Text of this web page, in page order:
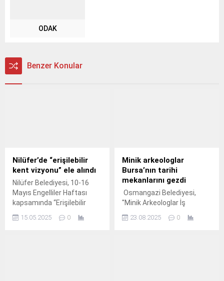
ODAK
Benzer Konular
Nilüfer’de “erişilebilir
kent vizyonu” ele alındı
Nilüfer Belediyesi, 10-16
Mayıs Engelliler Haftası
kapsamında “Erişilebilir
başlığıyla konferans
15.05.2025 0
Minik arkeologlar
Bursa’nın tarihi
mekanlarını gezdi
Osmangazi Belediyesi,
''Minik Arkeologlar İş
çocuklara arkeologluk
23.08.2025 0